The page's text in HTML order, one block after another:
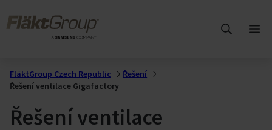
FläktGroup Czech Republic
Řešení
Řešení ventilace Gigafactory
Řešení ventilace